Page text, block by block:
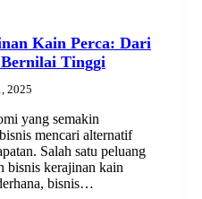
Kain Perca: Dari
Tinggi
2025
yang semakin
mencari alternatif
Salah satu peluang
bisnis kerajinan kain
bisnis…